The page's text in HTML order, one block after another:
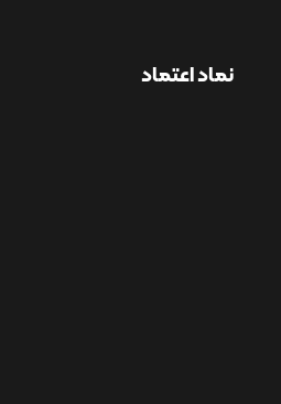
نماد اعتماد